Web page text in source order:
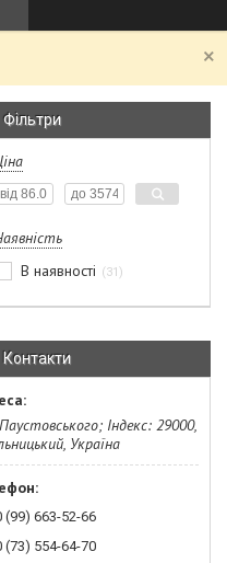
Фільтри
В наявності
31
Контакти
Індекс: 29000,
Україна
(99) 663-52-66
(73) 554-64-70